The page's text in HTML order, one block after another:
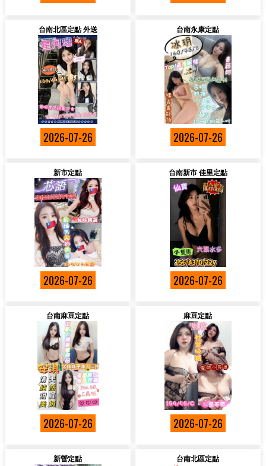
台南北區定點 外送
2026-07-26
台南永康定點
2026-07-26
新市定點
2026-07-26
台南新市 佳里定點
2026-07-26
台南麻豆定點
2026-07-26
麻豆定點
2026-07-26
新營定點 台南北區定點